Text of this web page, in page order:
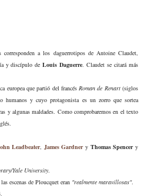
corresponden a los daguerrotipos de Antoine Claudet,
ydiscípulo deLouis Daguerre. Claudet se citará más
europea quepartió del francésRoman de Renart(siglos
y cuyo protagonista es un zorro que sortea
y algunas maldades. Como comprobaremos en el texto
Leadbeater, James Gardnery Thomas Spencery
Yale University.
escenas de Ploucquet eran "realmente maravillosas".